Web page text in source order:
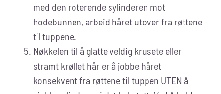
med den roterende sylinderen mot
hodebunnen, arbeid håret utover fra røttene
til tuppene.
Nøkkelen til å glatte veldig krusete eller
stramt krøllet hår er å jobbe håret
konsekvent fra røttene til tuppen UTEN å